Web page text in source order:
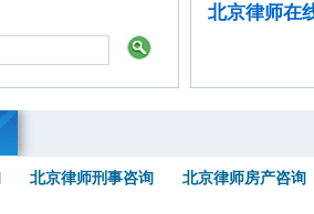
北京律师在
北京律师刑事咨询 北京律师房产咨询